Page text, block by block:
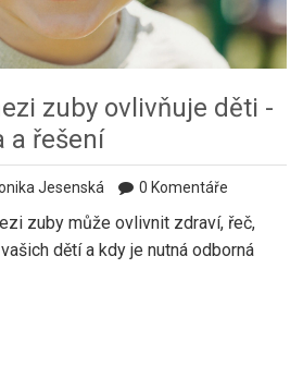
zuby ovlivňuje děti -
a řešení
Jesenská 0 Komentáře
zuby může ovlivnit zdraví, řeč,
dětí a kdy je nutná odborná